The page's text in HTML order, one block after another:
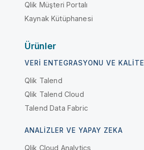
Qlik Müşteri Portalı
Kaynak Kütüphanesi
Ürünler
VERI ENTEGRASYONU VE KALITE
Qlik Talend
Qlik Talend Cloud
Talend Data Fabric
ANALIZLER VE YAPAY ZEKA
Qlik Cloud Analytics